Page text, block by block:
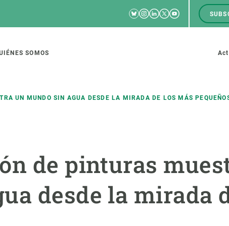
RRSS
Bluesky
Instagram
Linkedin
TwitterYoutube
SOMOS
UN MUNDO SIN AGUA DESDE LA MIRADA DE LOS MÁS
de pinturas
desde la mirada
de investigación
Innovación
Bolsa de